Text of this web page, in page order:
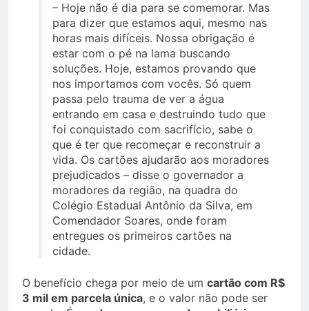
– Hoje não é dia para se comemorar. Mas
para dizer que estamos aqui, mesmo nas
horas mais difíceis. Nossa obrigação é
estar com o pé na lama buscando
soluções. Hoje, estamos provando que
nos importamos com vocês. Só quem
passa pelo trauma de ver a água
entrando em casa e destruindo tudo que
foi conquistado com sacrifício, sabe o
que é ter que recomeçar e reconstruir a
vida. Os cartões ajudarão aos moradores
prejudicados – disse o governador a
moradores da região, na quadra do
Colégio Estadual Antônio da Silva, em
Comendador Soares, onde foram
entregues os primeiros cartões na
cidade.
O benefício chega por meio de um cartão com R$
3 mil em parcela única, e o valor não pode ser